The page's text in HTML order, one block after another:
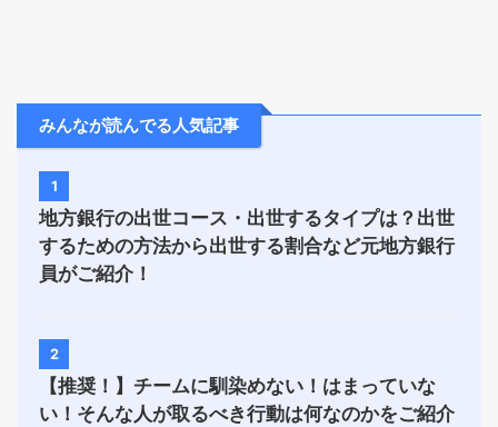
みんなが読んでる人気記事
1
地方銀行の出世コース・出世するタイプは？出世
するための方法から出世する割合など元地方銀行
員がご紹介！
2
【推奨！】チームに馴染めない！はまっていな
い！そんな人が取るべき行動は何なのかをご紹介